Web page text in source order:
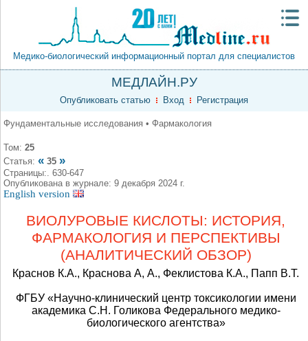
Медико-биологический информационный портал для специалистов
МЕДЛАЙН.РУ
Опубликовать статью Вход Регистрация
Фундаментальные исследования • Фармакология
Том: 25
Статья: « 35 »
Страницы:. 630-647
Опубликована в журнале: 9 декабря 2024 г.
English version
ВИОЛУРОВЫЕ КИСЛОТЫ: ИСТОРИЯ,
ФАРМАКОЛОГИЯ И ПЕРСПЕКТИВЫ
(АНАЛИТИЧЕСКИЙ ОБЗОР)
Краснов К.А., Краснова А, А., Феклистова К.А., Папп В.Т.
ФГБУ «Научно-клинический центр токсикологии имени
академика С.Н. Голикова Федерального медико-
биологического агентства»